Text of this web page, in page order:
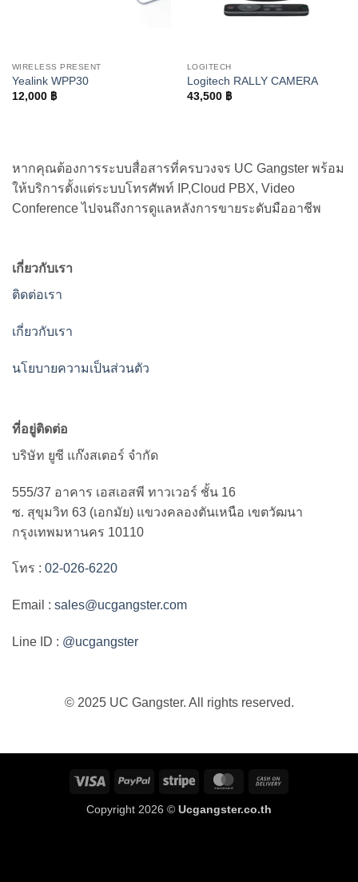
WIRELESS PRESENT
Yealink WPP30
12,000 ฿
LOGITECH
Logitech RALLY CAMERA
43,500 ฿
หากคุณต้องการระบบสื่อสารที่ครบวงจร UC Gangster พร้อม
ให้บริการตั้งแต่ระบบโทรศัพท์ IP,Cloud PBX, Video
Conference ไปจนถึงการดูแลหลังการขายระดับมืออาชีพ
เกี่ยวกับเรา
ติดต่อเรา
เกี่ยวกับเรา
นโยบายความเป็นส่วนตัว
ที่อยู่ติดต่อ
บริษัท ยูซี แก๊งสเตอร์ จำกัด
555/37 อาคาร เอสเอสพี ทาวเวอร์ ชั้น 16
ซ. สุขุมวิท 63 (เอกมัย) แขวงคลองตันเหนือ เขตวัฒนา
กรุงเทพมหานคร 10110
โทร : 02-026-6220
Email : sales@ucgangster.com
Line ID : @ucgangster
© 2025 UC Gangster. All rights reserved.
Visa PayPal Stripe MasterCard
Copyright 2026 © Ucgangster.co.th